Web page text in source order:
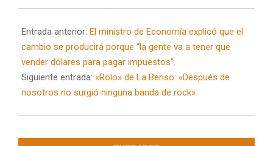
07-
19
Entrada anterior: El ministro de Economía explicó que el
cambio se producirá porque “la gente va a tener que
vender dólares para pagar impuestos”.
Siguiente entrada: «Rolo» de La Beriso: «Después de
nosotros no surgió ninguna banda de rock»